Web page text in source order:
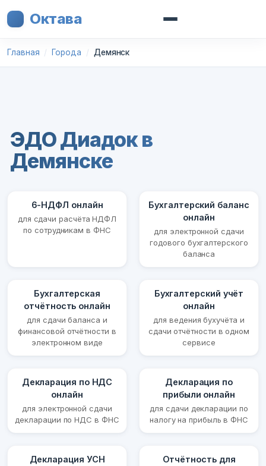
Октава
Главная Города Демянск
ЭДО Диадок в
Демянске
6-НДФЛ онлайн
для сдачи расчёта НДФЛ
по сотрудникам в ФНС
Бухгалтерский баланс
онлайн
для электронной сдачи
годового бухгалтерского
баланса
Бухгалтерская
отчётность онлайн
для сдачи баланса и
финансовой отчётности в
электронном виде
Бухгалтерский учёт
онлайн
для ведения бухучёта и
сдачи отчётности в одном
сервисе
Декларация по НДС
онлайн
для электронной сдачи
декларации по НДС в ФНС
Декларация по
прибыли онлайн
для сдачи декларации по
налогу на прибыль в ФНС
Декларация УСН
Отчётность для